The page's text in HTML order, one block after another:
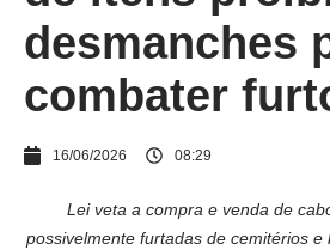
desmanches
combater
16/06/2026 08:29
Lei veta a compra e venda de
possivelmente furtadas de cemitérios